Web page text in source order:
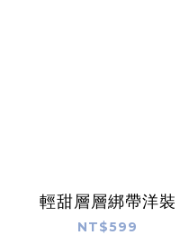
輕甜層層綁帶洋裝
NT$599